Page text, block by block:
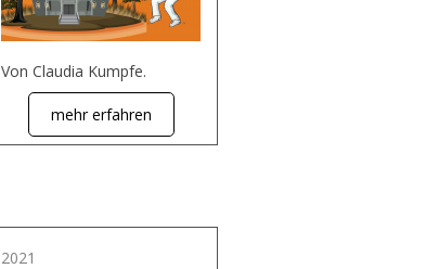
Von Claudia Kumpfe.
mehr erfahren
2021